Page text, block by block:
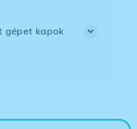
gépet kapok